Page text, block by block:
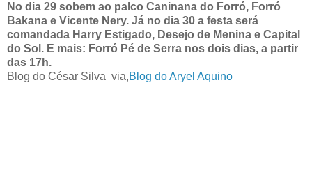
No dia 29 sobem ao palco Caninana do Forró, Forró
Bakana e Vicente Nery. Já no dia 30 a festa será
comandada Harry Estigado, Desejo de Menina e Capital
do Sol . E mais: Forró Pé de Serra nos dois dias, a partir
das 17h.
Blog do César Silva via,Blog do Aryel Aquino